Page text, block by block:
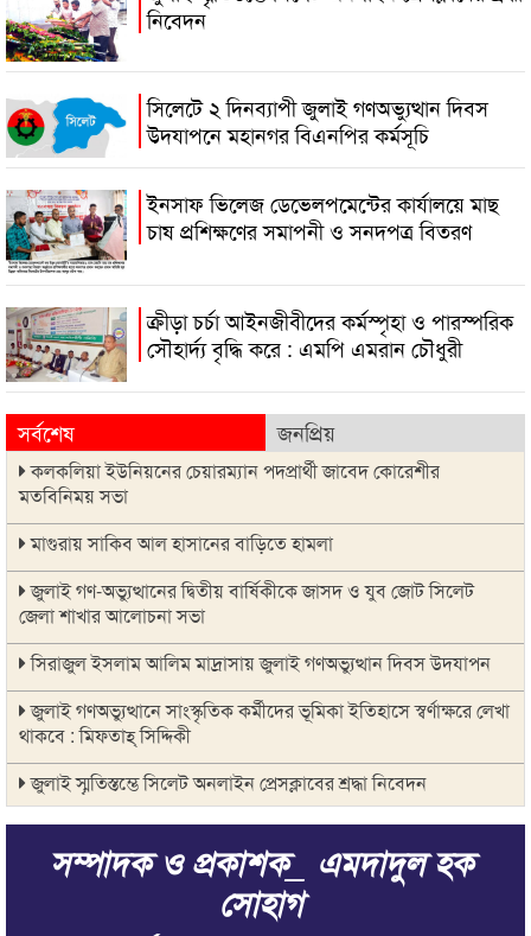
নিবেদন
সিলেটে ২ দিনব্যাপী জুলাই গণঅভ্যুত্থান দিবস
উদযাপনে মহানগর বিএনপির কর্মসূচি
ইনসাফ ভিলেজ ডেভেলপমেন্টের কার্যালয়ে মাছ
চাষ প্রশিক্ষণের সমাপনী ও সনদপত্র বিতরণ
ক্রীড়া চর্চা আইনজীবীদের কর্মস্পৃহা ও পারস্পরিক
সৌহার্দ্য বৃদ্ধি করে : এমপি এমরান চৌধুরী
সর্বশেষ জনপ্রিয়
কলকলিয়া ইউনিয়নের চেয়ারম্যান পদপ্রার্থী জাবেদ কোরেশীর
মতবিনিময় সভা
মাগুরায় সাকিব আল হাসানের বাড়িতে হামলা
জুলাই গণ-অভ্যুত্থানের দ্বিতীয় বার্ষিকীকে জাসদ ও যুব জোট সিলেট
জেলা শাখার আলোচনা সভা
সিরাজুল ইসলাম আলিম মাদ্রাসায় জুলাই গণঅভ্যুত্থান দিবস উদযাপন
জুলাই গণঅভ্যুত্থানে সাংস্কৃতিক কর্মীদের ভূমিকা ইতিহাসে স্বর্ণাক্ষরে লেখা
থাকবে : মিফতাহ্ সিদ্দিকী
জুলাই স্মৃতিস্তম্ভে সিলেট অনলাইন প্রেসক্লাবের শ্রদ্ধা নিবেদন
জুলাই গণঅভ্যুত্থান স্মৃতি জাদুঘর: সব গণতান্ত্রিক আন্দোলনের প্রতিচ্ছবি :
প্রধানমন্ত্রী
ক্যাম্পাসে হামলায় সরকারের উচ্চপর্যায়ের মদদ রয়েছে: ছাত্রশিবির
সম্পাদক ও প্রকাশক_ এমদাদুল হক
সোহাগ